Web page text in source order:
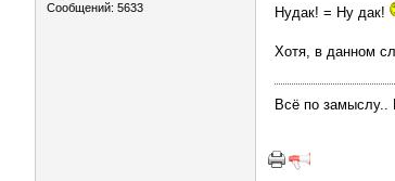
Сообщений: 5633
Нудак! = Ну дак!
Хотя, в данном
Всё по замыслу..